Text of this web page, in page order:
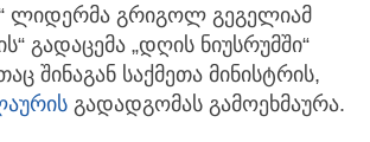
ლიდერმა გრიგოლ გეგელიამ
გადაცემა „დღის ნიუსრუმში“
შინაგან საქმეთა მინისტრის,
გადადგომას გამოეხმაურა.